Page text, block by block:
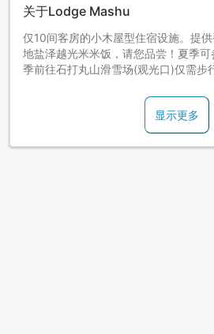
关于Lodge Mashu
仅10间客房的小木屋型住宿设施。提
地盐泽越光米米饭，请您品尝！夏季
季前往石打丸山滑雪场(观光口)仅需步
显示更多